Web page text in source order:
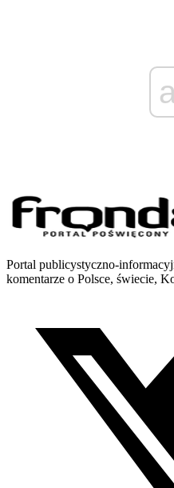
Portal publicystyczno-
komentarze o Polsce, świecie,